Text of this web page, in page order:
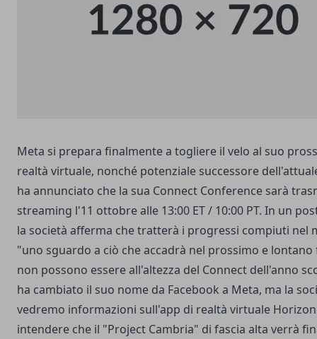
Meta si prepara finalmente a togliere il velo al suo
realtà virtuale, nonché potenziale successore
ha annunciato che la sua Connect Conference sarà
streaming l'11 ottobre alle 13:00 ET / 10:00 PT. In un
la società afferma che tratterà i progressi compiuti nel
"uno sguardo a ciò che accadrà nel prossimo e
non possono essere all'altezza del Connect dell'anno
ha cambiato il suo nome da Facebook a Meta, ma la
vedremo informazioni sull'app di realtà virtuale
intendere che il "Project Cambria" di fascia alta verrà